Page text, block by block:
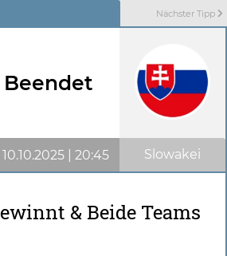
Nächster Tipp
Beendet
10.10.2025 | 20:45 Slowakei
& Beide Teams